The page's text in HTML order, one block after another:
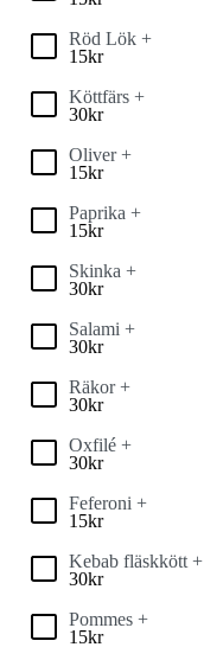
Röd Lök +
15kr
Köttfärs +
30kr
Oliver +
15kr
Paprika +
15kr
Skinka +
30kr
Salami +
30kr
Räkor +
30kr
Oxfilé +
30kr
Feferoni +
15kr
Kebab fläskkött +
30kr
Pommes +
15kr